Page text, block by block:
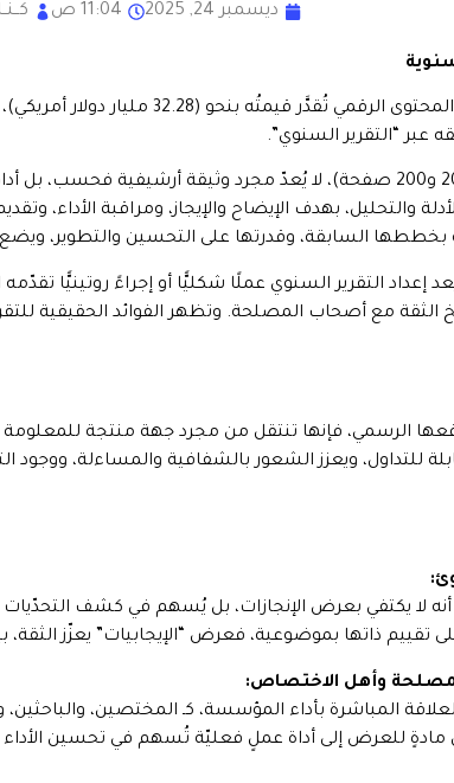
ديسمبر 24, 2025 11:04 ص
في نهاية كل عام، وفي ظل سوق عالمي
عبر “التقرير السنوي”.
هذا النوع من التقارير، الذي يتراوح عادةً ما بين (20 و200 صفحة)، لا يُعدّ
والتحليل، بهدف الإيضاح والإيجاز، ومراقبة الأداء،
السابقة، وقدرتها على التحسين والتطوير،
يعد إعداد التقرير السنوي عملًا شكليًّا أو إجراءً روتينيًّا
مع أصحاب المصلحة. وتظهر الفوائد الحقيقية
الرسمي، فإنها تنتقل من مجرد جهة منتجة
للتداول، ويعزز الشعور بالشفافية والمساءلة،
أنه لا يكتفي بعرض الإنجازات، بل يُسهم في كشف
ذاتها بموضوعية، فعرض “الإيجابيات” يعزّز الثقة،
وأهل الاختصاص:
المباشرة بأداء المؤسسة، كـ المختصين،
مادةٍ للعرض إلى أداة عملٍ فعليّة تُسهم في تحسين الأداء